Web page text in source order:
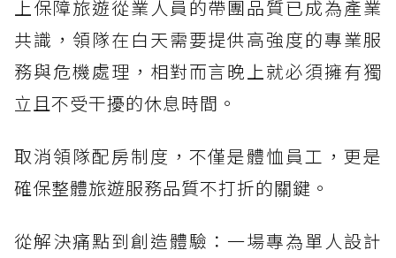
上保障旅遊從業人員的帶團品質已成為產業
共識，領隊在白天需要提供高強度的專業服
務與危機處理，相對而言晚上就必須擁有獨
立且不受干擾的休息時間。
取消領隊配房制度，不僅是體恤員工，更是
確保整體旅遊服務品質不打折的關鍵。
從解決痛點到創造體驗：一場專為單人設計